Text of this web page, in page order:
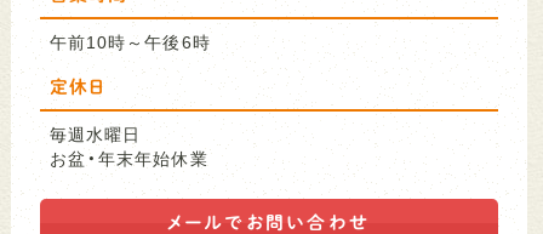
午前10時～午後6時
定休日
毎週水曜日
お盆・年末年始休業
メールで お問い合わせ